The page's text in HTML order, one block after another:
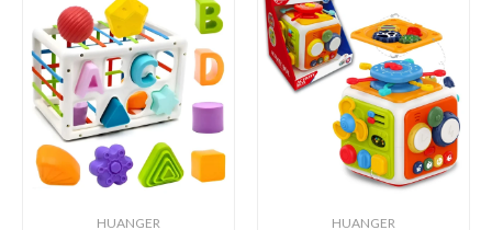
HUANGER HUANGER
Gift cards
Nuevos
Sale
Contacto